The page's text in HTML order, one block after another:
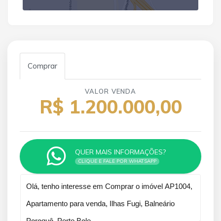
Comprar
VALOR VENDA
R$ 1.200.000,00
QUER MAIS INFORMAÇÕES?
CLIQUE E FALE POR WHATSAPP